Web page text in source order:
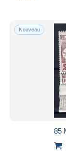
Nouveau
85